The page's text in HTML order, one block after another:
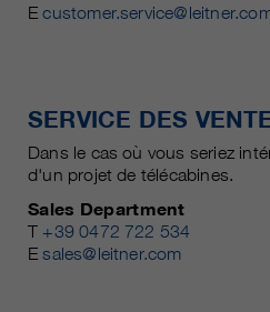
E
SERVICE DES
Dans le cas où vous seriez
d'un projet de télécabines.
Sales Department
T +39 0472 722 534
Esales@leitner.com